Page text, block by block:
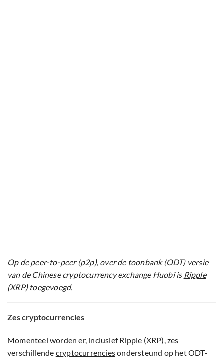
Op de peer-to-peer (p2p), over de toonbank (ODT) versie
van de Chinese cryptocurrency exchange Huobi is Ripple
(XRP)toegevoegd.
Zes cryptocurrencies
Momenteel worden er, inclusiefRipple (XRP), zes
verschillende cryptocurrenciesondersteund op het ODT-